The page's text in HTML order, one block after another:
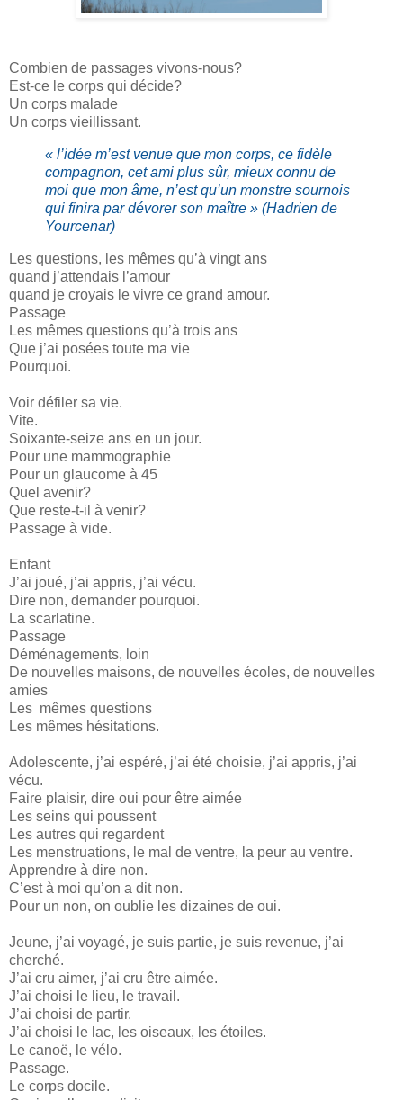
Combien de passages vivons-nous?
Est-ce le corps qui décide?
Un corps malade
Un corps vieillissant.
« l’idée m’est venue que mon corps, ce fidèle
compagnon, cet ami plus sûr, mieux connu de
moi que mon âme, n’est qu’un monstre sournois
qui finira par dévorer son maître » (Hadrien de
Yourcenar)
Les questions, les mêmes qu’à vingt ans
quand j’attendais l’amour
quand je croyais le vivre ce grand amour.
Passage
Les mêmes questions qu’à trois ans
Que j’ai posées toute ma vie
Pourquoi.
Voir défiler sa vie.
Vite.
Soixante-seize ans en un jour.
Pour une mammographie
Pour un glaucome à 45
Quel avenir?
Que reste-t-il à venir?
Passage à vide.
Enfant
J’ai joué, j’ai appris, j’ai vécu.
Dire non, demander pourquoi.
La scarlatine.
Passage
Déménagements, loin
De nouvelles maisons, de nouvelles écoles, de nouvelles
amies
Les mêmes questions
Les mêmes hésitations.
Adolescente, j’ai espéré, j’ai été choisie, j’ai appris, j’ai
vécu.
Faire plaisir, dire oui pour être aimée
Les seins qui poussent
Les autres qui regardent
Les menstruations, le mal de ventre, la peur au ventre.
Apprendre à dire non.
C’est à moi qu’on a dit non.
Pour un non, on oublie les dizaines de oui.
Jeune, j’ai voyagé, je suis partie, je suis revenue, j’ai
cherché.
J’ai cru aimer, j’ai cru être aimée.
J’ai choisi le lieu, le travail.
J’ai choisi de partir.
J’ai choisi le lac, les oiseaux, les étoiles.
Le canoë, le vélo.
Passage.
Le corps docile.